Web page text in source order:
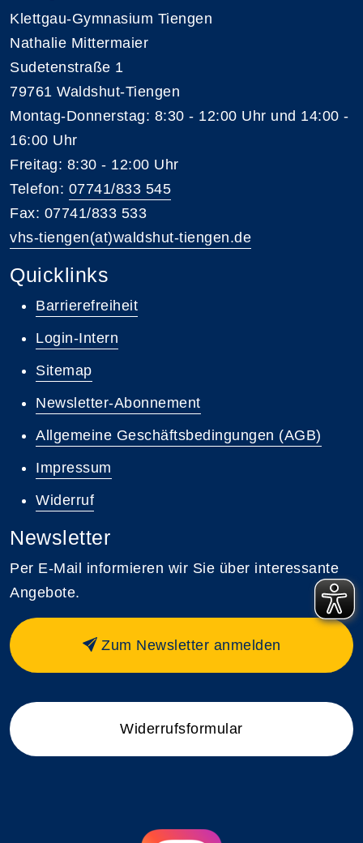
Klettgau-Gymnasium Tiengen
Nathalie Mittermaier
Sudetenstraße 1
79761 Waldshut-Tiengen
Montag-Donnerstag: 8:30 - 12:00 Uhr und 14:00 -
16:00 Uhr
Freitag: 8:30 - 12:00 Uhr
Telefon: 07741/833 545
Fax: 07741/833 533
vhs-tiengen(at)waldshut-tiengen.de
Quicklinks
Barrierefreiheit
Login-Intern
Sitemap
Newsletter-Abonnement
Allgemeine Geschäftsbedingungen (AGB)
Impressum
Widerruf
Newsletter
Per E-Mail informieren wir Sie über interessante
Angebote.
Zum Newsletter anmelden
Widerrufsformular